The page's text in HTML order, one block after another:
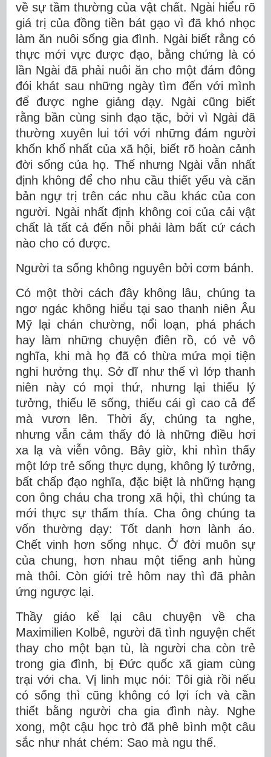
về sự tầm thường của vật chất. Ngài hiểu rõ
giá trị của đồng tiền bát gạo vì đã khó nhọc
làm ăn nuôi sống gia đình. Ngài biết rằng có
thực mới vực được đạo, bằng chứng là có
lần Ngài đã phải nuôi ăn cho một đám đông
đói khát sau những ngày tìm đến với mình
để được nghe giảng dạy. Ngài cũng biết
rằng bần cùng sinh đạo tặc, bởi vì Ngài đã
thường xuyên lui tới với những đám người
khốn khổ nhất của xã hội, biết rõ hoàn cảnh
đời sống của họ. Thế nhưng Ngài vẫn nhất
định không để cho nhu cầu thiết yếu và căn
bản ngự trị trên các nhu cầu khác của con
người. Ngài nhất định không coi của cải vật
chất là tất cả đến nỗi phải làm bất cứ cách
nào cho có được.
Người ta sống không nguyên bởi cơm bánh.
Có một thời cách đây không lâu, chúng ta
ngơ ngác không hiểu tại sao thanh niên Âu
Mỹ lại chán chường, nổi loạn, phá phách
hay làm những chuyện điên rồ, có vẻ vô
nghĩa, khi mà họ đã có thừa mứa mọi tiện
nghi hưởng thụ. Sở dĩ như thế vì lớp thanh
niên này có mọi thứ, nhưng lại thiếu lý
tưởng, thiếu lẽ sống, thiếu cái gì cao cả để
mà vươn lên. Thời ấy, chúng ta nghe,
nhưng vẫn cảm thấy đó là những điều hơi
xa lạ và viễn vông. Bây giờ, khi nhìn thấy
một lớp trẻ sống thực dụng, không lý tưởng,
bất chấp đạo nghĩa, đặc biệt là những hạng
con ông cháu cha trong xã hội, thì chúng ta
mới thực sự thấm thía. Cha ông chúng ta
vốn thường dạy: Tốt danh hơn lành áo.
Chết vinh hơn sống nhục. Ở đời muôn sự
của chung, hơn nhau một tiếng anh hùng
mà thôi. Còn giới trẻ hôm nay thì đã phản
ứng ngược lại.
Thầy giáo kể lại câu chuyện về cha
Maximilien Kolbê, người đã tình nguyện chết
thay cho một bạn tù, là người cha còn trẻ
trong gia đình, bị Đức quốc xã giam cùng
trại với cha. Vị linh mục nói: Tôi già rồi nếu
có sống thì cũng không có lợi ích và cần
thiết bằng người cha gia đình này. Nghe
xong, một cậu học trò đã phê bình một câu
sắc như nhát chém: Sao mà ngu thế.